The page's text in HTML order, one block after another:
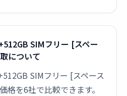
SIMフリー [スペー
について
SIMフリー [スペース
格を6社で比較できます。